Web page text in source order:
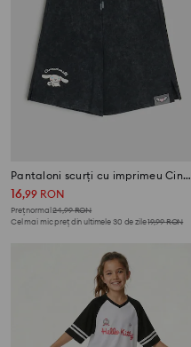
Pantaloni scurți cu imprimeu Cinnamoroll
16,99 RON
Preț normal24,99RON
Cel mai mic preț din ultimele 30 de zile19,99RON